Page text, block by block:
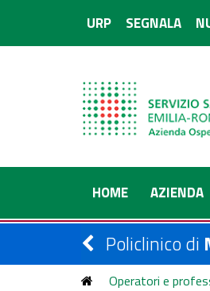
URP SEGNALA
HOME AZIENDA
Policlinico di
Operatori e